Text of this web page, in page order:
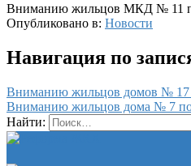
Вниманию жильцов МКД № 11 по
Опубликовано в: Новости
Навигация по
Вниманию жильцов домов № 17 ,
Вниманию жильцов дома № 7 по
Найти: